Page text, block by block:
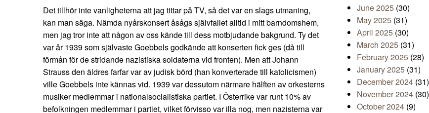
Det tillhör inte vanligheterna att jag tittar på TV, så det var en slags utmaning,
kan man säga. Nämda nyårskonsert åsågs självfallet alltid i mitt barndomshem,
men jag tror inte att någon av oss kände till dess motbjudande bakgrund. Ty det
var år 1939 som självaste Goebbels godkände att konserten fick ges (då till
förmån för de stridande nazistiska soldaterna vid fronten). Men att Johann
Strauss den äldres farfar var av judisk börd (han konverterade till katolicismen)
ville Goebbels inte kännas vid. 1939 var dessutom närmare hälften av orkesterns
musiker medlemmar i nationalsocialistiska partiet. I Österrike var runt 10% av
befolkningen medlemmar i partiet, vilket förvisso var illa nog, men nazisterna var
June 2025 (30)
May 2025 (31)
April 2025 (30)
March 2025 (31)
February 2025 (28)
January 2025 (31)
December 2024 (31)
November 2024 (30)
October 2024 (9)